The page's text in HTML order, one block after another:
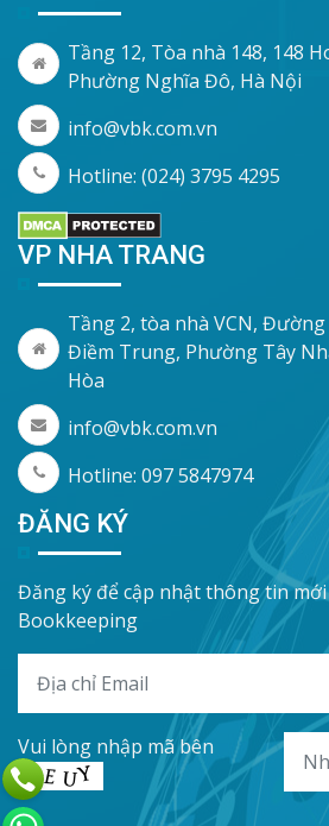
Tầng 12, Tòa nhà 148, 148
Phường Nghĩa Đô, Hà Nội
info@vbk.com.vn
Hotline: (024) 3795 4295
VP NHA TRANG
Tầng 2, tòa nhà VCN,
Điềm Trung, Phường Tây
Hòa
info@vbk.com.vn
Hotline: 097 5847974
ĐĂNG KÝ
Đăng ký để cập nhật thông tin
Bookkeeping
Vui lòng nhập mã bên